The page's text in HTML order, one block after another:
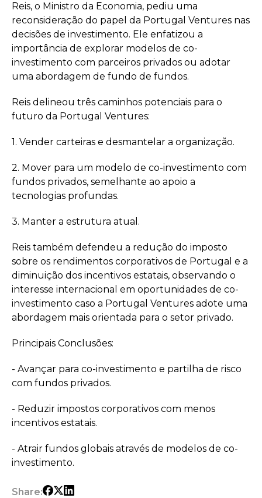
Reis, o Ministro da Economia, pediu uma
reconsideração do papel da Portugal Ventures nas
decisões de investimento. Ele enfatizou a
importância de explorar modelos de co-
investimento com parceiros privados ou adotar
uma abordagem de fundo de fundos.
Reis delineou três caminhos potenciais para o
futuro da Portugal Ventures:
1. Vender carteiras e desmantelar a organização.
2. Mover para um modelo de co-investimento com
fundos privados, semelhante ao apoio a
tecnologias profundas.
3. Manter a estrutura atual.
Reis também defendeu a redução do imposto
sobre os rendimentos corporativos de Portugal e a
diminuição dos incentivos estatais, observando o
interesse internacional em oportunidades de co-
investimento caso a Portugal Ventures adote uma
abordagem mais orientada para o setor privado.
Principais Conclusões:
- Avançar para co-investimento e partilha de risco
com fundos privados.
- Reduzir impostos corporativos com menos
incentivos estatais.
- Atrair fundos globais através de modelos de co-
investimento.
Share: